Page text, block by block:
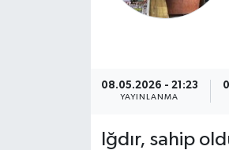
08.05.2026 - 21:23
YAYINLANMA
Iğdır, sahip
Tüm Manşetler